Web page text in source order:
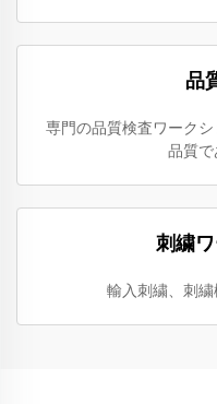
品
専門の品質検査ワーク
品質
刺繍
輸入刺繍、刺